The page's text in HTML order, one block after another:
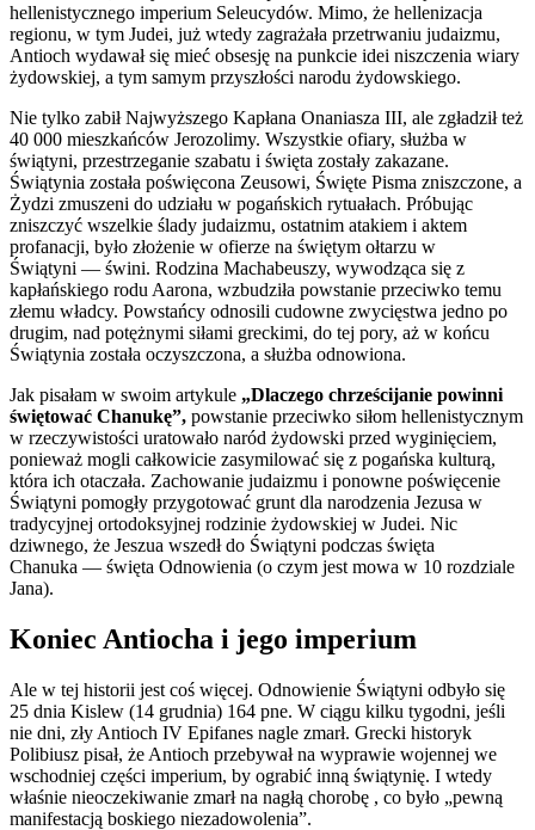
hellenistycznego imperium Seleucydów. Mimo, że hellenizacja
regionu, w tym Judei, już wtedy zagrażała przetrwaniu judaizmu,
Antioch wydawał się mieć obsesję na punkcie idei niszczenia wiary
żydowskiej, a tym samym przyszłości narodu żydowskiego.
Nie tylko zabił Najwyższego Kapłana Onaniasza III, ale zgładził też
40 000 mieszkańców Jerozolimy. Wszystkie ofiary, służba w
świątyni, przestrzeganie szabatu i święta zostały zakazane.
Świątynia została poświęcona Zeusowi, Święte Pisma zniszczone, a
Żydzi zmuszeni do udziału w pogańskich rytuałach. Próbując
zniszczyć wszelkie ślady judaizmu, ostatnim atakiem i aktem
profanacji, było złożenie w ofierze na świętym ołtarzu w
Świątyni — świni. Rodzina Machabeuszy, wywodząca się z
kapłańskiego rodu Aarona, wzbudziła powstanie przeciwko temu
złemu władcy. Powstańcy odnosili cudowne zwycięstwa jedno po
drugim, nad potężnymi siłami greckimi, do tej pory, aż w końcu
Świątynia została oczyszczona, a służba odnowiona.
Jak pisałam w swoim artykule „Dlaczego chrześcijanie powinni
świętować Chanukę”, powstanie przeciwko siłom hellenistycznym
w rzeczywistości uratowało naród żydowski przed wyginięciem,
ponieważ mogli całkowicie zasymilować się z pogańska kulturą,
która ich otaczała. Zachowanie judaizmu i ponowne poświęcenie
Świątyni pomogły przygotować grunt dla narodzenia Jezusa w
tradycyjnej ortodoksyjnej rodzinie żydowskiej w Judei. Nic
dziwnego, że Jeszua wszedł do Świątyni podczas święta
Chanuka — święta Odnowienia (o czym jest mowa w 10 rozdziale
Jana).
Koniec Antiocha i jego imperium
Ale w tej historii jest coś więcej. Odnowienie Świątyni odbyło się
25 dnia Kislew (14 grudnia) 164 pne. W ciągu kilku tygodni, jeśli
nie dni, zły Antioch IV Epifanes nagle zmarł. Grecki historyk
Polibiusz pisał, że Antioch przebywał na wyprawie wojennej we
wschodniej części imperium, by ograbić inną świątynię. I wtedy
właśnie nieoczekiwanie zmarł na nagłą chorobę , co było „pewną
manifestacją boskiego niezadowolenia”.